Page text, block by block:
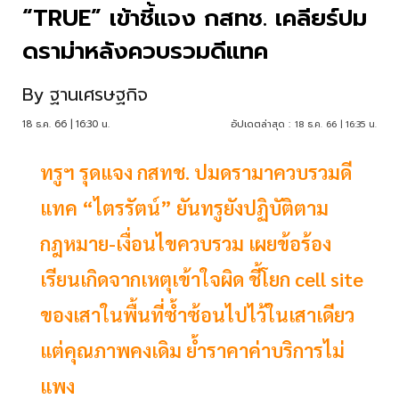
“TRUE” เข้าชี้แจง กสทช. เคลียร์ปม
ดราม่าหลังควบรวมดีแทค
By ฐานเศรษฐกิจ
18 ธ.ค. 66 | 16:30 น. อัปเดตล่าสุด : 18 ธ.ค. 66 | 16:35 น.
ทรูฯ รุดแจง กสทช. ปมดรามาควบรวมดี
แทค “ไตรรัตน์” ยันทรูยังปฏิบัติตาม
กฎหมาย-เงื่อนไขควบรวม เผยข้อร้อง
เรียนเกิดจากเหตุเข้าใจผิด ชี้โยก cell site
ของเสาในพื้นที่ซ้ำซ้อนไปไว้ในเสาเดียว
แต่คุณภาพคงเดิม ย้ำราคาค่าบริการไม่
แพง